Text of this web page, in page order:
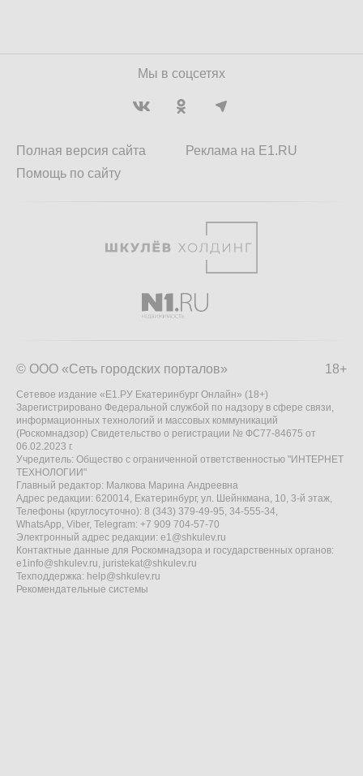
Мы в соцсетях
Полная версия сайта
Помощь по сайту
Реклама на E1.RU
18+
© ООО «Сеть городских порталов»
Сетевое издание «Е1.РУ Екатеринбург Онлайн» (18+)
Зарегистрировано Федеральной службой по надзору в сфере связи,
информационных технологий и массовых коммуникаций
(Роскомнадзор) Свидетельство о регистрации № ФС77-84675 от
06.02.2023 г.
Учредитель: Общество с ограниченной ответственностью "ИНТЕРНЕТ
ТЕХНОЛОГИИ"
Главный редактор: Малкова Марина Андреевна
Адрес редакции: 620014, Екатеринбург, ул. Шейнкмана, 10, 3-й этаж,
Телефоны (круглосуточно): 8 (343) 379-49-95, 34-555-34,
WhatsApp, Viber, Telegram: +7 909 704-57-70
Электронный адрес редакции: e1@shkulev.ru
Контактные данные для Роскомнадзора и государственных органов:
e1info@shkulev.ru, juristekat@shkulev.ru
Техподдержка: help@shkulev.ru
Рекомендательные системы